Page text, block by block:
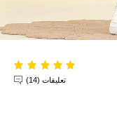
تعليقات (14)